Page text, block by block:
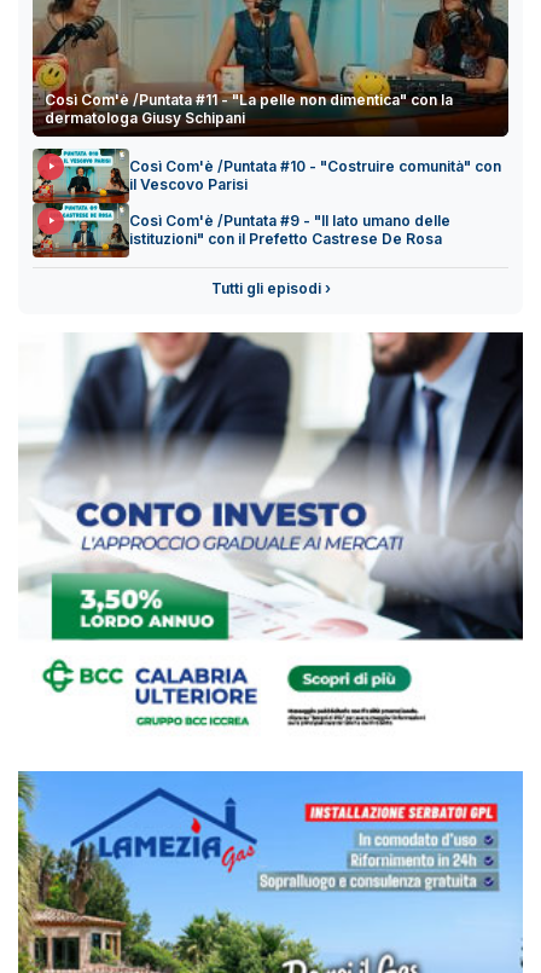
Così Com'è /Puntata #11 - "La pelle non dimentica" con la
dermatologa Giusy Schipani
Così Com'è /Puntata #10 - "Costruire comunità" con
il Vescovo Parisi
Così Com'è /Puntata #9 - "Il lato umano delle
istituzioni" con il Prefetto Castrese De Rosa
Tutti gli episodi ›